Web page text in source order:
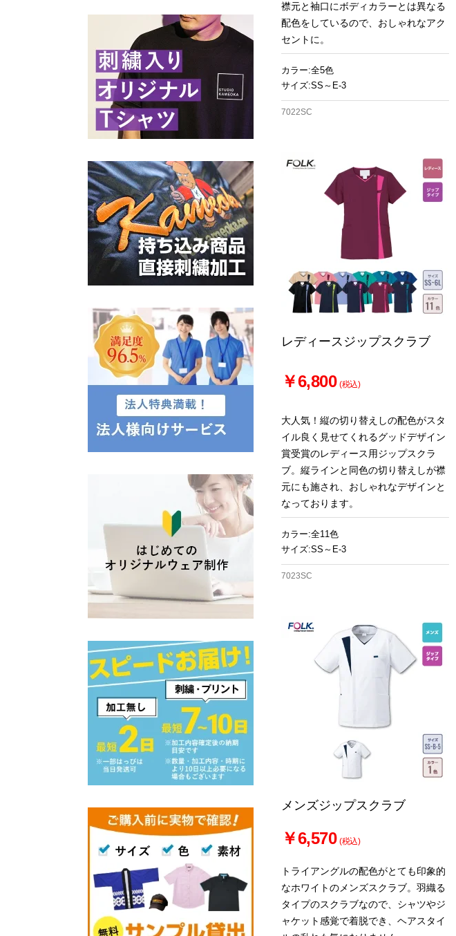
襟元と袖口にボディカラーとは異なる
配色をしているので、おしゃれなアク
セントに。
カラー:全5色
サイズ:SS～E-3
7022SC
レディースジップスクラブ
￥6,800 (税込)
大人気！縦の切り替えしの配色がスタ
イル良く見せてくれるグッドデザイン
賞受賞のレディース用ジップスクラ
ブ。縦ラインと同色の切り替えしが襟
元にも施され、おしゃれなデザインと
なっております。
カラー:全11色
サイズ:SS～E-3
7023SC
メンズジップスクラブ
￥6,570 (税込)
トライアングルの配色がとても印象的
なホワイトのメンズスクラブ。羽織る
タイプのスクラブなので、シャツやジ
ャケット感覚で着脱でき、ヘアスタイ
お買い物を続ける